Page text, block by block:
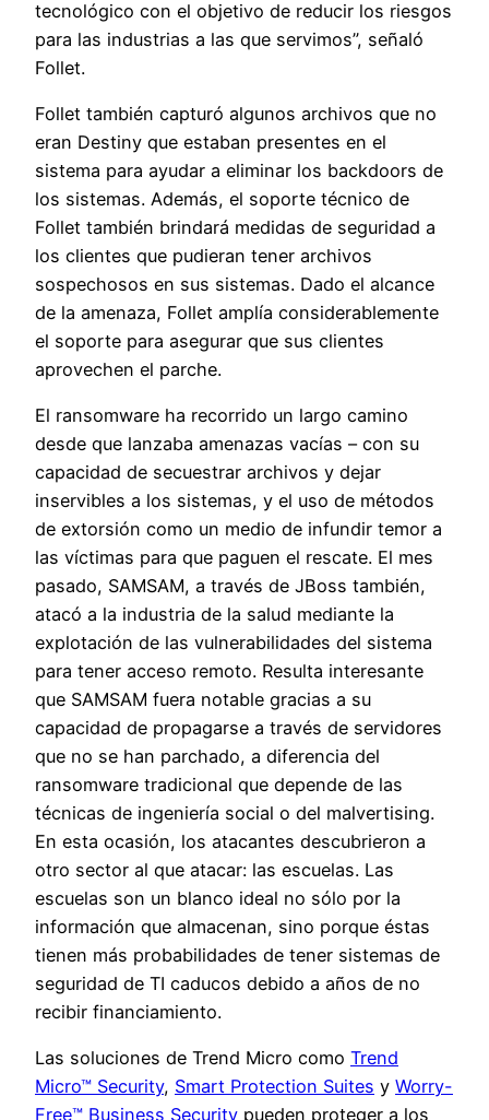
tecnológico con el objetivo de reducir los riesgos
para las industrias a las que servimos”, señaló
Follet.
Follet también capturó algunos archivos que no
eran Destiny que estaban presentes en el
sistema para ayudar a eliminar los backdoors de
los sistemas. Además, el soporte técnico de
Follet también brindará medidas de seguridad a
los clientes que pudieran tener archivos
sospechosos en sus sistemas. Dado el alcance
de la amenaza, Follet amplía considerablemente
el soporte para asegurar que sus clientes
aprovechen el parche.
El ransomware ha recorrido un largo camino
desde que lanzaba amenazas vacías – con su
capacidad de secuestrar archivos y dejar
inservibles a los sistemas, y el uso de métodos
de extorsión como un medio de infundir temor a
las víctimas para que paguen el rescate. El mes
pasado, SAMSAM, a través de JBoss también,
atacó a la industria de la salud mediante la
explotación de las vulnerabilidades del sistema
para tener acceso remoto. Resulta interesante
que SAMSAM fuera notable gracias a su
capacidad de propagarse a través de servidores
que no se han parchado, a diferencia del
ransomware tradicional que depende de las
técnicas de ingeniería social o del malvertising.
En esta ocasión, los atacantes descubrieron a
otro sector al que atacar: las escuelas. Las
escuelas son un blanco ideal no sólo por la
información que almacenan, sino porque éstas
tienen más probabilidades de tener sistemas de
seguridad de TI caducos debido a años de no
recibir financiamiento.
Las soluciones de Trend Micro como Trend
Micro™ Security, Smart Protection Suites y Worry-
Free™ Business Security pueden proteger a los